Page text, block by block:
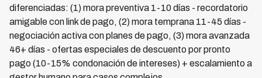
diferenciadas: (1) mora preventiva 1-10 días - recordatorio
amigable con link de pago, (2) mora temprana 11-45 días -
negociación activa con planes de pago, (3) mora avanzada
46+ días - ofertas especiales de descuento por pronto
pago (10-15% condonación de intereses) + escalamiento a